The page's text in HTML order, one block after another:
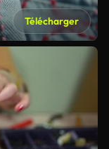
Télécharger